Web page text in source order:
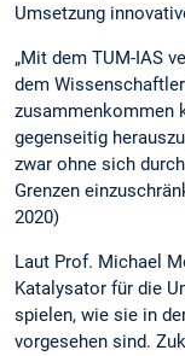
Umsetzung
„Mit dem TUM-IAS
dem
zusammenkommen
gegenseitig
zwar ohne sich
Grenzen
2020)
Laut Prof. Michael
Katalysator für die
spielen, wie sie in
vorgesehen sind.